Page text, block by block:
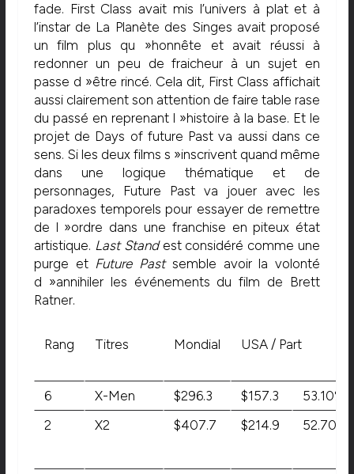
fade. First Class avait mis l’univers à plat et à
l’instar de La Planète des Singes avait proposé
un film plus qu »honnête et avait réussi à
redonner un peu de fraicheur à un sujet en
passe d »être rincé. Cela dit, First Class affichait
aussi clairement son attention de faire table rase
du passé en reprenant l »histoire à la base. Et le
projet de Days of future Past va aussi dans ce
sens. Si les deux films s »inscrivent quand même
dans une logique thématique et de
personnages, Future Past va jouer avec les
paradoxes temporels pour essayer de remettre
de l »ordre dans une franchise en piteux état
artistique. Last Standest considéré comme une
purge et Future Pastsemble avoir la volonté
d »annihiler les événements du film de Brett
Ratner.
Rang Titres Mondial USA / Part
6 X-Men $296.3 $157.3
53.10%
2
X2 $407.7 $214.9 52.70%